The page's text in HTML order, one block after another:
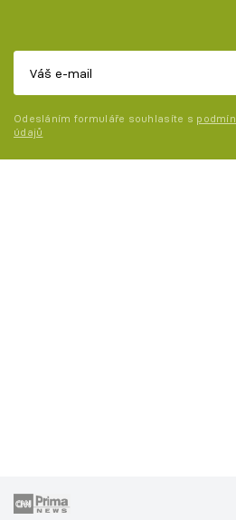
Odesláním formuláře souhlasíte s
údajů